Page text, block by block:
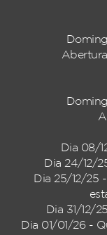
Dia 08/
Dia 24/12/
Dia 25/12/25
Dia 31/12/
Dia 01/01/26 -